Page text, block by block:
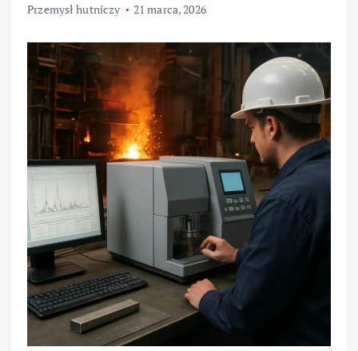
Przemysł hutniczy 21 marca, 2026